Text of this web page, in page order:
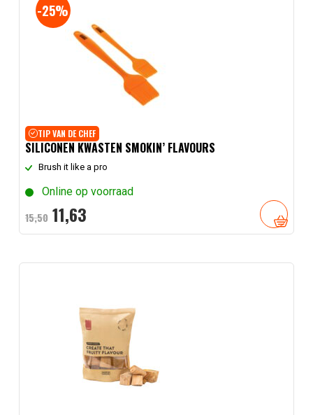
TIP VAN DE CHEF
-25%
SILICONEN KWASTEN SMOKIN’ FLAVOURS
Brush it like a pro
Online op voorraad
15,50 Oorspronkelijke
prijs
was:
11,63Huidige
prijs
is: